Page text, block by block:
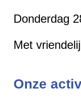
Donderdag
Met
Onze